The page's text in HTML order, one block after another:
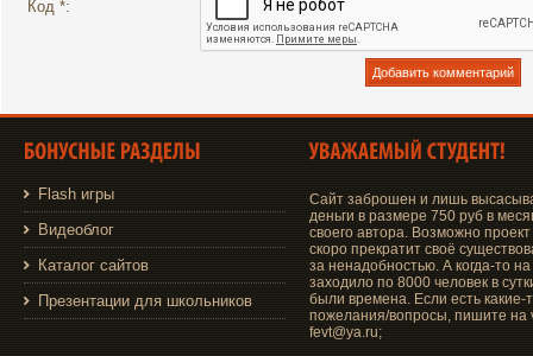
Код *:
Flash игры
Видеоблог
Каталог сайтов
Презентации для школьников
Сайт заброшен и лишь
деньги в размере 750 руб в
своего автора. Возможно проект
скоро прекратит своё
за ненадобностью. А когда-то на
заходило по 8000 человек в
были времена. Если есть какие-
пожелания/вопросы, пишите на
fevt@ya.ru;